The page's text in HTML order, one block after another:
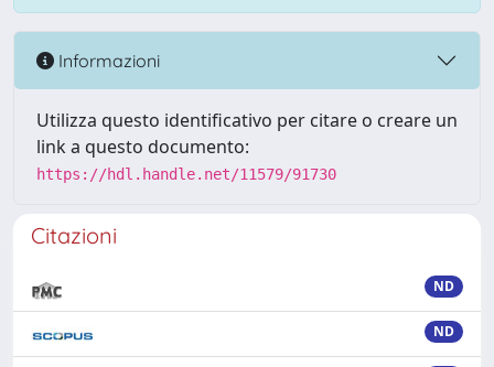
Informazioni
Utilizza questo identificativo per citare o creare un
link a questo documento:
https://hdl.handle.net/11579/91730
Citazioni
ND
ND